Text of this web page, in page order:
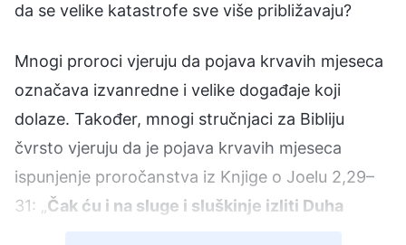
da se velike katastrofe sve više približavaju?
Mnogi proroci vjeruju da pojava krvavih mjeseca
označava izvanredne i velike događaje koji
dolaze. Također, mnogi stručnjaci za Bibliju
čvrsto vjeruju da je pojava krvavih mjeseca
ispunjenje proročanstva iz Knjige o Joelu 2,29–
31: „ Čak ću i na sluge i sluškinje izliti Duha